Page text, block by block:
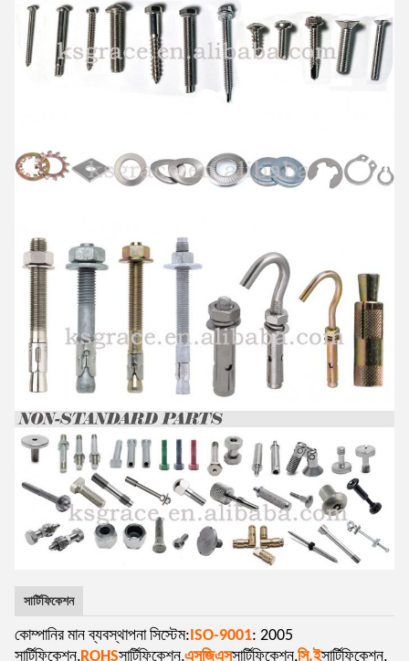
সার্টিফিকেশন
কোম্পানির মান ব্যবস্থাপনা সিস্টেম:ISO-9001: 2005
সার্টিফিকেশন,ROHSসার্টিফিকেশন,এসজিএসসার্টিফিকেশন,সি.ইসার্টিফিকেশন,